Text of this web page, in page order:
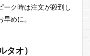
ーク時は注文が殺到し
めに。
オ）